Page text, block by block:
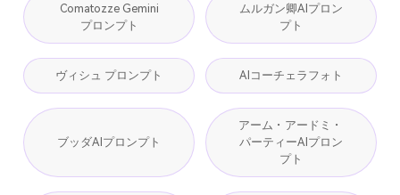
Comatozze Gemini
プロンプト
ムルガン卿AIプロン
プト
ヴィシュ プロンプト AIコーチェラフォト
ブッダAIプロンプト
アーム・アードミ・
パーティーAIプロン
プト